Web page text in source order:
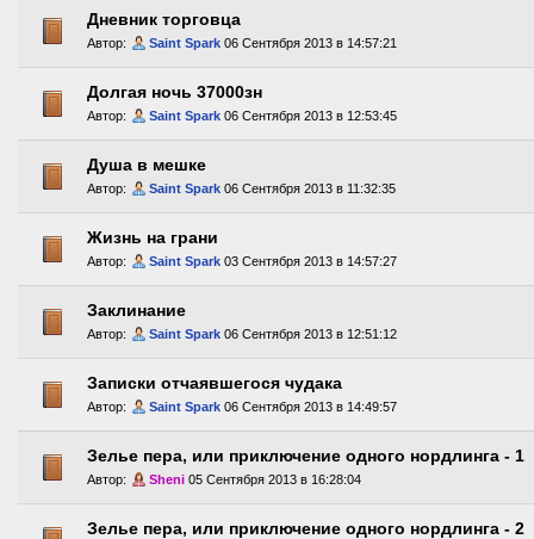
Дневник торговца
Автор: Saint Spark 06 Сентября 2013 в 14:57:21
Долгая ночь 37000зн
Автор: Saint Spark 06 Сентября 2013 в 12:53:45
Душа в мешке
Автор: Saint Spark 06 Сентября 2013 в 11:32:35
Жизнь на грани
Автор: Saint Spark 03 Сентября 2013 в 14:57:27
Заклинание
Автор: Saint Spark 06 Сентября 2013 в 12:51:12
Записки отчаявшегося чудака
Автор: Saint Spark 06 Сентября 2013 в 14:49:57
Зелье пера, или приключение одного нордлинга - 1
Автор: Sheni 05 Сентября 2013 в 16:28:04
Зелье пера, или приключение одного нордлинга - 2